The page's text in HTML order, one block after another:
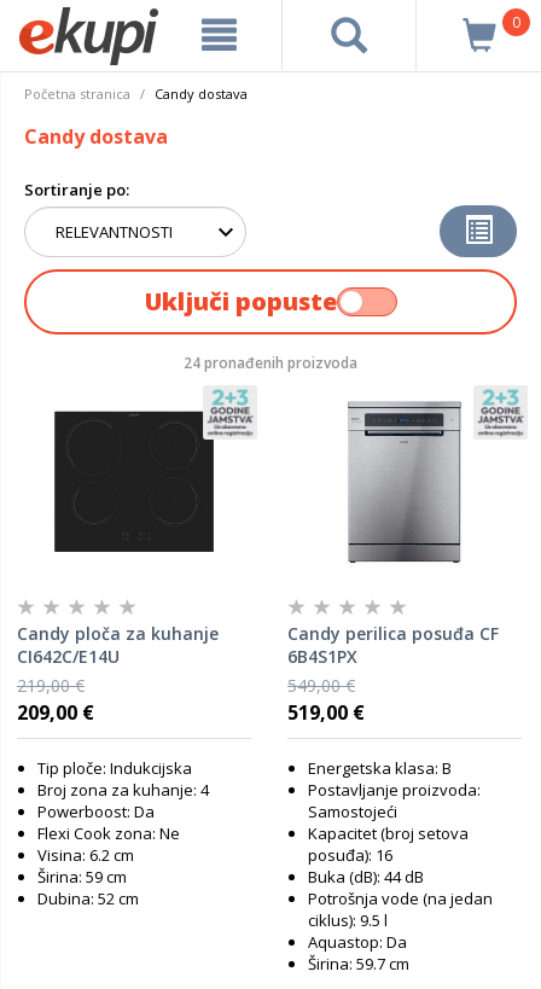
0
Početna stranica Candy dostava
Candy dostava
Sortiranje po:
Uključi popuste
24 pronađenih proizvoda
Candy ploča za kuhanje
CI642C/E14U
219,00 €
209,00 €
Tip ploče: Indukcijska
Broj zona za kuhanje: 4
Powerboost: Da
Flexi Cook zona: Ne
Visina: 6.2 cm
Širina: 59 cm
Dubina: 52 cm
Candy perilica posuđa CF
6B4S1PX
549,00 €
519,00 €
Energetska klasa: B
Postavljanje proizvoda:
Samostojeći
Kapacitet (broj setova
posuđa): 16
Buka (dB): 44 dB
Potrošnja vode (na jedan
ciklus): 9.5 l
Aquastop: Da
Širina: 59.7 cm